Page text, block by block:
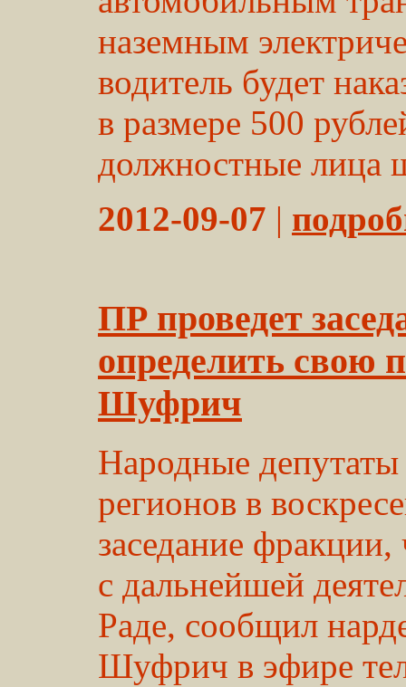
наземным
водитель будет
в размере 500
должностные лица
2012-09-07 |
ПР проведет
определить свою
Шуфрич
Народные
регионов в
заседание
с дальнейшей
Раде, сообщил
Шуфрич в эфире